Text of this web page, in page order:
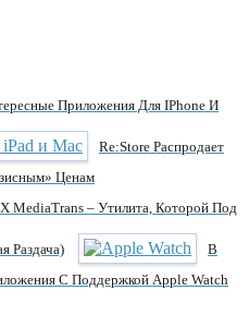
Приложения Для IPhone И
Re:Store Распродает
Ценам
MediaTrans – Утилита, Которой Под
Раздача)
В
С Поддержкой Apple Watch